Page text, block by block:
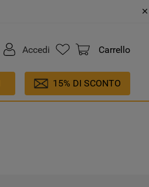
Accedi Carrello
15% DI SCONTO